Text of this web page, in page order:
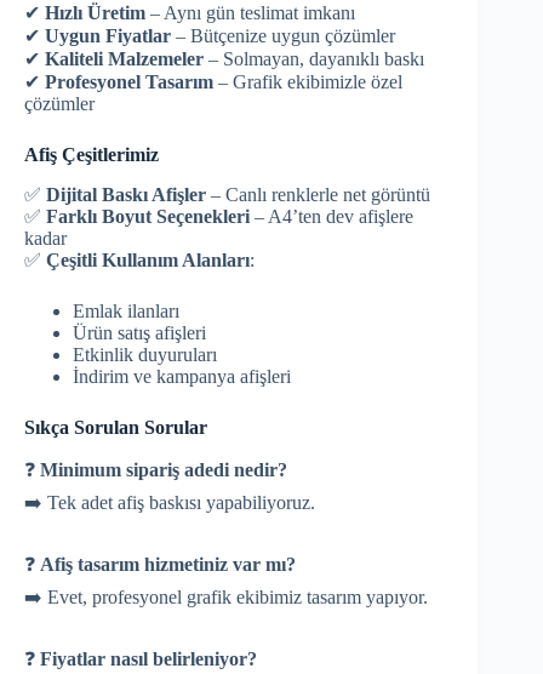
✔ Hızlı Üretim – Aynı gün teslimat imkanı
✔ Uygun Fiyatlar – Bütçenize uygun çözümler
✔ Kaliteli Malzemeler – Solmayan, dayanıklı baskı
✔ Profesyonel Tasarım – Grafik ekibimizle özel
çözümler
Afiş Çeşitlerimiz
✅ Dijital Baskı Afişler – Canlı renklerle net görüntü
✅ Farklı Boyut Seçenekleri – A4’ten dev afişlere
kadar
✅ Çeşitli Kullanım Alanları:
Emlak ilanları
Ürün satış afişleri
Etkinlik duyuruları
İndirim ve kampanya afişleri
Sıkça Sorulan Sorular
❓ Minimum sipariş adedi nedir?
➡️ Tek adet afiş baskısı yapabiliyoruz.
❓ Afiş tasarım hizmetiniz var mı?
➡️ Evet, profesyonel grafik ekibimiz tasarım yapıyor.
❓ Fiyatlar nasıl belirleniyor?